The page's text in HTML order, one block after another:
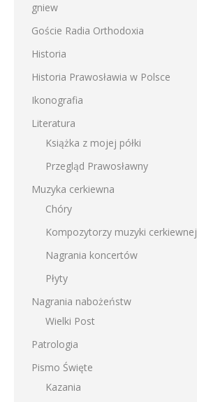
gniew
Goście Radia Orthodoxia
Historia
Historia Prawosławia w Polsce
Ikonografia
Literatura
Książka z mojej półki
Przegląd Prawosławny
Muzyka cerkiewna
Chóry
Kompozytorzy muzyki cerkiewnej
Nagrania koncertów
Płyty
Nagrania nabożeństw
Wielki Post
Patrologia
Pismo Święte
Kazania